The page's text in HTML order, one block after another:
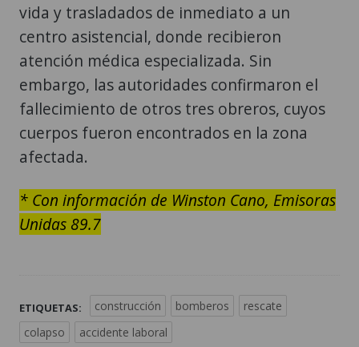
vida y trasladados de inmediato a un
centro asistencial, donde recibieron
atención médica especializada. Sin
embargo, las autoridades confirmaron el
fallecimiento de otros tres obreros, cuyos
cuerpos fueron encontrados en la zona
afectada.
* Con información de Winston Cano, Emisoras
Unidas 89.7
ETIQUETAS: construcción bomberos
rescate
colapso
accidente laboral